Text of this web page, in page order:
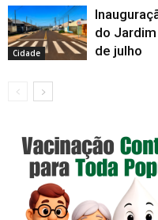
Cidade
do
de julho